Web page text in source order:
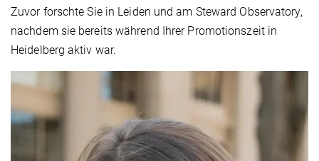
Zuvor forschte Sie in Leiden und am Steward Observatory,
nachdem sie bereits während Ihrer Promotionszeit in
Heidelberg aktiv war.